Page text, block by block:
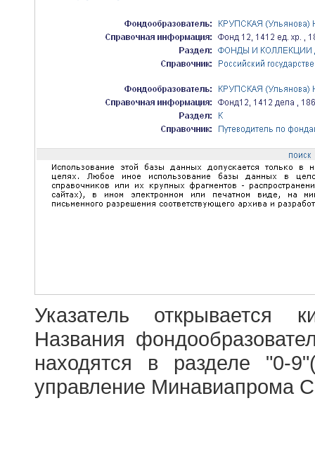
Указатель открывается
Названия
находятся в разделе "0-
управление Минавиапрома